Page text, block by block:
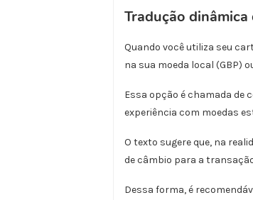
Tradução dinâmica
Quando você utiliza seu
na sua moeda local (GBP)
Essa opção é chamada de
experiência com moedas
O texto sugere que, na
de câmbio para a
Dessa forma, é